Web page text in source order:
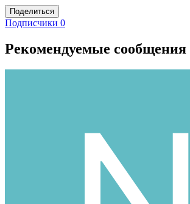
Поделиться
Подписчики 0
Рекомендуемые сообщения